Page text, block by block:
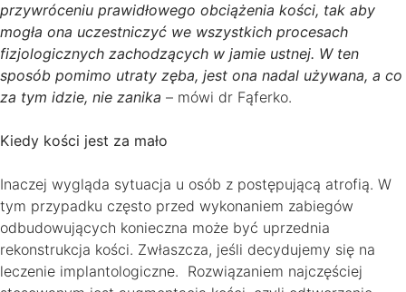
przywróceniu prawidłowego obciążenia kości, tak aby
mogła ona uczestniczyć we wszystkich procesach
fizjologicznych zachodzących w jamie ustnej. W ten
sposób pomimo utraty zęba, jest ona nadal używana, a co
za tym idzie, nie zanika – mówi dr Fąferko.
Kiedy kości jest za mało
Inaczej wygląda sytuacja u osób z postępującą atrofią. W
tym przypadku często przed wykonaniem zabiegów
odbudowujących konieczna może być uprzednia
rekonstrukcja kości. Zwłaszcza, jeśli decydujemy się na
leczenie implantologiczne. Rozwiązaniem najczęściej